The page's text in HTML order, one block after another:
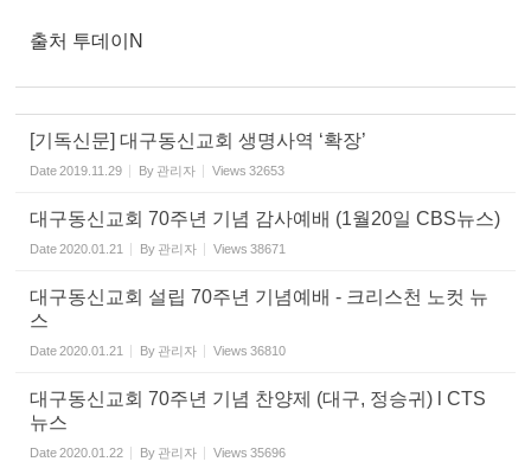
출처 투데이N
[기독신문] 대구동신교회 생명사역 ‘확장’
Date 2019.11.29 By 관리자 Views 32653
대구동신교회 70주년 기념 감사예배 (1월20일 CBS뉴스)
Date 2020.01.21 By 관리자 Views 38671
대구동신교회 설립 70주년 기념예배 - 크리스천 노컷 뉴
스
Date 2020.01.21 By 관리자 Views 36810
대구동신교회 70주년 기념 찬양제 (대구, 정승귀) l CTS
뉴스
Date 2020.01.22 By 관리자 Views 35696